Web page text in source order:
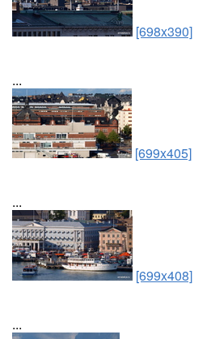
[698x390]
...
[699x405]
...
[699x408]
...